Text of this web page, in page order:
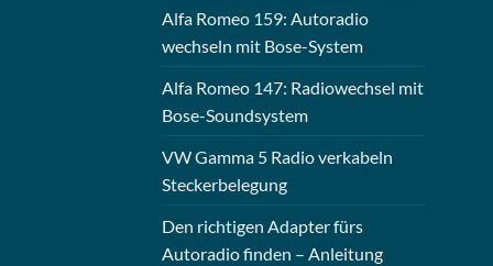
Alfa Romeo 159: Autoradio
wechseln mit Bose-System
Alfa Romeo 147: Radiowechsel mit
Bose-Soundsystem
VW Gamma 5 Radio verkabeln
Steckerbelegung
Den richtigen Adapter fürs
Autoradio finden – Anleitung